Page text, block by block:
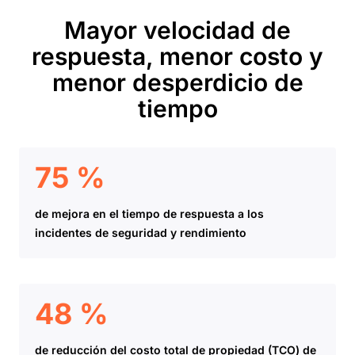
Mayor velocidad de
respuesta, menor costo y
menor desperdicio de
tiempo
75 %
de mejora en el tiempo de respuesta a los
incidentes de seguridad y rendimiento
48 %
de reducción del costo total de propiedad (TCO) de